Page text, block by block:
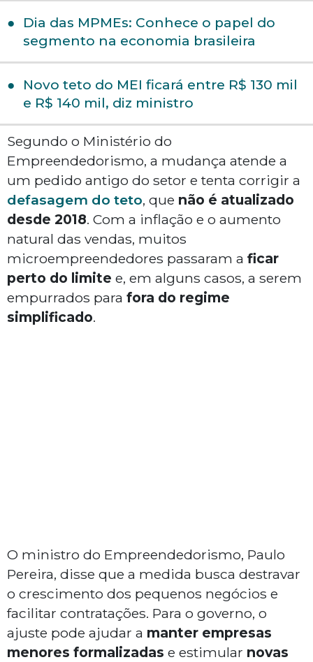
Dia das MPMEs: Conhece o papel do
segmento na economia brasileira
Novo teto do MEI ficará entre R$ 130 mil
e R$ 140 mil, diz ministro
Segundo o Ministério do
Empreendedorismo, a mudança atende a
um pedido antigo do setor e tenta corrigir a
defasagem do teto, que não é atualizado
desde 2018. Com a inflação e o aumento
natural das vendas, muitos
microempreendedores passaram a ficar
perto do limite e, em alguns casos, a serem
empurrados para fora do regime
simplificado.
O ministro do Empreendedorismo, Paulo
Pereira, disse que a medida busca destravar
o crescimento dos pequenos negócios e
facilitar contratações. Para o governo, o
ajuste pode ajudar a manter empresas
menores formalizadas e estimular novas